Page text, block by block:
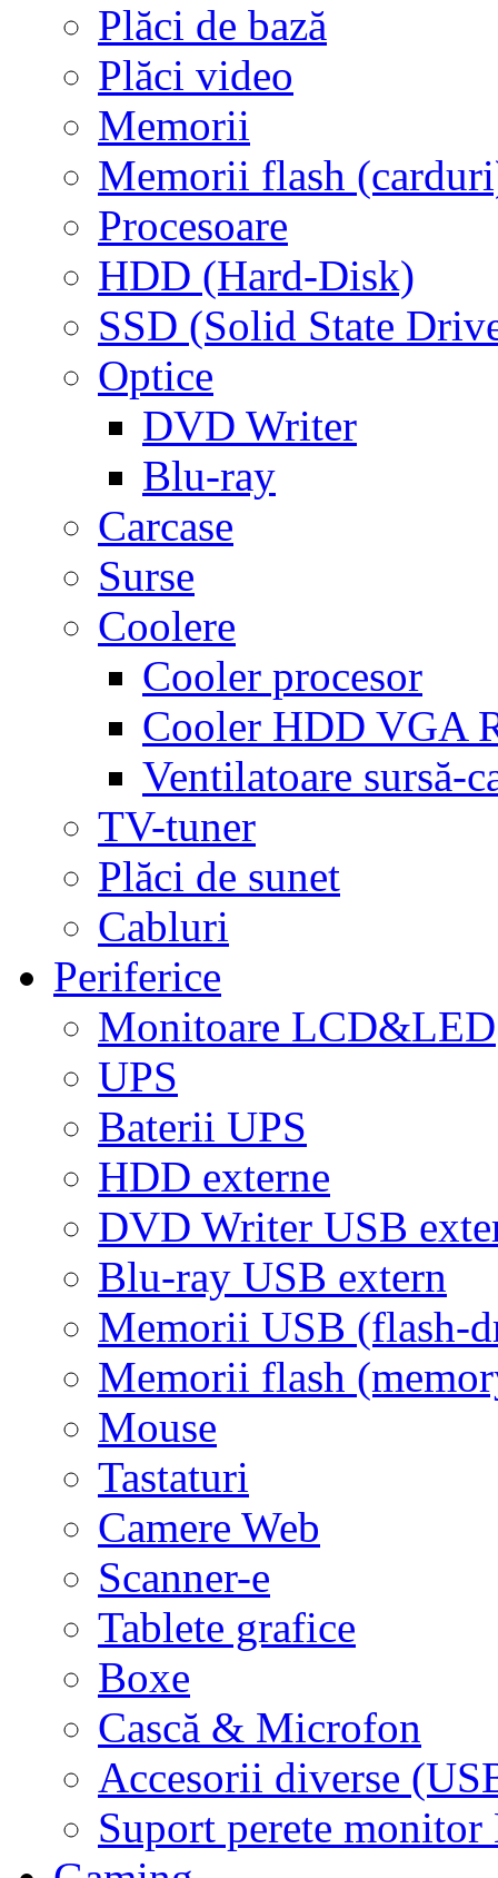
Plăci de bază
Plăci video
Memorii
Memorii flash
Procesoare
HDD (Hard-Disk)
SSD (Solid State
Optice
DVD Writer
Blu-ray
Carcase
Surse
Coolere
Cooler procesor
Cooler HDD VGA
Ventilatoare sursă-
TV-tuner
Plăci de sunet
Cabluri
Periferice
Monitoare LCD&LED
UPS
Baterii UPS
HDD externe
DVD Writer USB
Blu-ray USB extern
Memorii USB (flash-
Memorii flash
Mouse
Tastaturi
Camere Web
Scanner-e
Tablete grafice
Boxe
Cască & Microfon
Accesorii diverse
Suport perete